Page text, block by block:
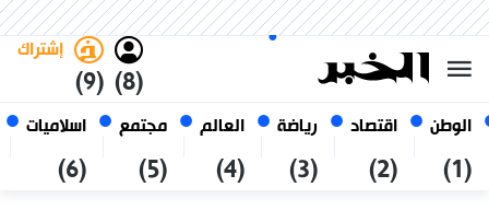
الوطن
(1)
اقتصاد
(2)
رياضة
(3)
العالم
(4)
مجتمع
(5)
اسلاميات
(6)
(8)
إشتراك
(9)
أغسطس 2026
الجزائر